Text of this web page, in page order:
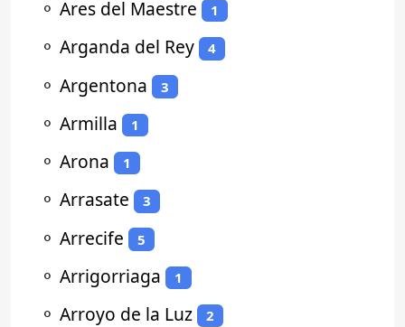
⚬ Ares del Maestre 1
⚬ Arganda del Rey 4
⚬ Argentona 3
⚬ Armilla 1
⚬ Arona 1
⚬ Arrasate 3
⚬ Arrecife 5
⚬ Arrigorriaga 1
⚬ Arroyo de la Luz 2